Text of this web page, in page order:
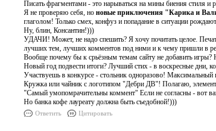
Писать фрагментами - это нарываться на мины биения стиля и
Я не проверяю себя, но новые приключения "Карика и
глаголом! Только смех, конфуз и попадание в ситуации
Ну, блин, Консантин!)))
УДАЧИ! Может, не надо спешить? Я хочу почитать целое.
лучших тем, лучших комментов под ними и к чему пришли в
Вообще почему бы к срьёзным темам сайту не добавить игры?
Новый год подвести итоги? Лучший стих - в воскресные дни,
Участвуешь в конкурсе - стольник одноразово!
Кружка или чайник с логотипом "Дебри ДВ"! Полагаю,
"Самый умопомрачительны коммент" Если не согласны - вот
Но банка кофе лауреату должна быть съедобной!)))
Ответить Цитировать